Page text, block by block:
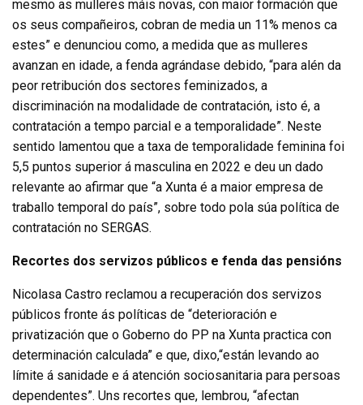
mesmo as mulleres máis novas, con maior formación que
os seus compañeiros, cobran de media un 11% menos ca
estes” e denunciou como, a medida que as mulleres
avanzan en idade, a fenda agrándase debido, “para alén da
peor retribución dos sectores feminizados, a
discriminación na modalidade de contratación, isto é, a
contratación a tempo parcial e a temporalidade”. Neste
sentido lamentou que a taxa de temporalidade feminina foi
5,5 puntos superior á masculina en 2022 e deu un dado
relevante ao afirmar que “a Xunta é a maior empresa de
traballo temporal do país”, sobre todo pola súa política de
contratación no SERGAS.
Recortes dos servizos públicos e fenda das pensións
Nicolasa Castro reclamou a recuperación dos servizos
públicos fronte ás políticas de “deterioración e
privatización que o Goberno do PP na Xunta practica con
determinación calculada” e que, dixo,“están levando ao
límite á sanidade e á atención sociosanitaria para persoas
dependentes”. Uns recortes que, lembrou, “afectan